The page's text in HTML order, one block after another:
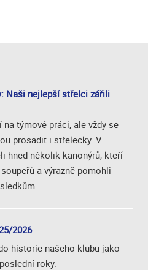
Naši nejlepší střelci zářili
týmové práci, ale vždy se
prosadit i střelecky. V
hned několik kanonýrů, kteří
a výrazně pomohli
2026
historie našeho klubu jako
roky.